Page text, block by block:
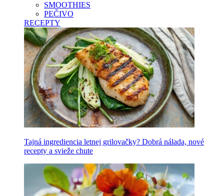
SMOOTHIES
PEČIVO
RECEPTY
Tajná ingrediencia letnej grilovačky? Dobrá nálada, nové
recepty a svieže chute